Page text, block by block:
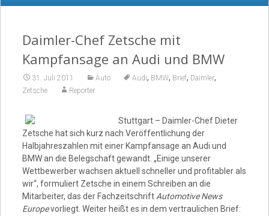
Nachrichten, Texte, Podcast, O-Töne,
Video
Daimler-Chef Zetsche mit
Kampfansage an Audi und BMW
31. Juli 2011 Auto Audi, BMW, Brief, Daimler,
Zetsche Reporter
Stuttgart – Daimler-Chef Dieter
Zetsche hat sich kurz nach Veröffentlichung der
Halbjahreszahlen mit einer Kampfansage an Audi und
BMW an die Belegschaft gewandt. „Einige unserer
Wettbewerber wachsen aktuell schneller und profitabler als
wir“, formuliert Zetsche in einem Schreiben an die
Mitarbeiter, das der Fachzeitschrift Automotive News
Europevorliegt. Weiter heißt es in dem vertraulichen Brief: